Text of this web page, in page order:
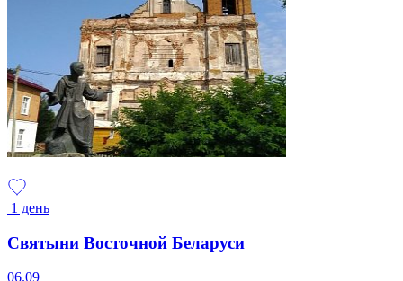
1 день
Святыни Восточной Беларуси
06.09